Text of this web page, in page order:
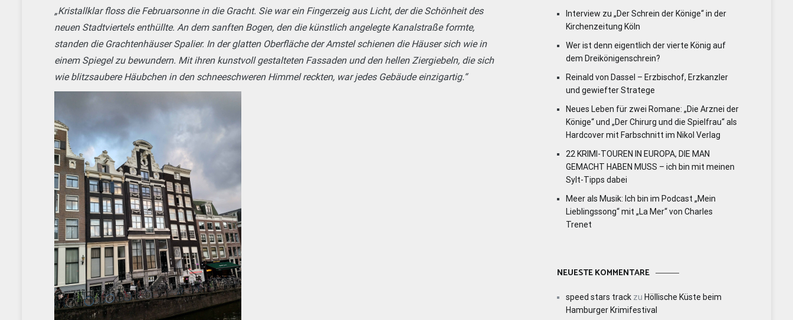
„Kristallklar floss die Februarsonne in die Gracht. Sie war ein Fingerzeig aus Licht, der die Schönheit des
neuen Stadtviertels enthüllte. An dem sanften Bogen, den die künstlich angelegte Kanalstraße formte,
standen die Grachtenhäuser Spalier. In der glatten Oberfläche der Amstel schienen die Häuser sich wie in
einem Spiegel zu bewundern. Mit ihren kunstvoll gestalteten Fassaden und den hellen Ziergiebeln, die sich
wie blitzsaubere Häubchen in den schneeschweren Himmel reckten, war jedes Gebäude einzigartig.“
Interview zu „Der Schrein der Könige“ in der
Kirchenzeitung Köln
Wer ist denn eigentlich der vierte König auf
dem Dreikönigenschrein?
Reinald von Dassel – Erzbischof, Erzkanzler
und gewiefter Stratege
Neues Leben für zwei Romane: „Die Arznei der
Könige“ und „Der Chirurg und die Spielfrau“ als
Hardcover mit Farbschnitt im Nikol Verlag
22 KRIMI-TOUREN IN EUROPA, DIE MAN
GEMACHT HABEN MUSS – ich bin mit meinen
Sylt-Tipps dabei
Meer als Musik: Ich bin im Podcast „Mein
Lieblingssong“ mit „La Mer“ von Charles
Trenet
NEUESTE KOMMENTARE
speed stars track zu Höllische Küste beim
Hamburger Krimifestival